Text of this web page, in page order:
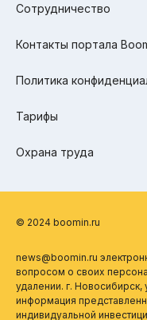
Сотрудничество
Контакты портала
Политика
Тарифы
Охрана труда
© 2024 boomin.ru
news@boomin.ru
вопросом о своих
удалении. г.
информация
индивидуальной